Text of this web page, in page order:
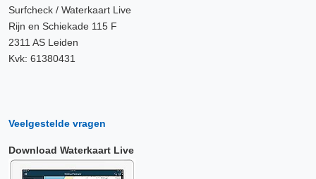
Surfcheck / Waterkaart Live
Rijn en Schiekade 115 F
2311 AS Leiden
Kvk: 61380431
Veelgestelde vragen
Download Waterkaart Live